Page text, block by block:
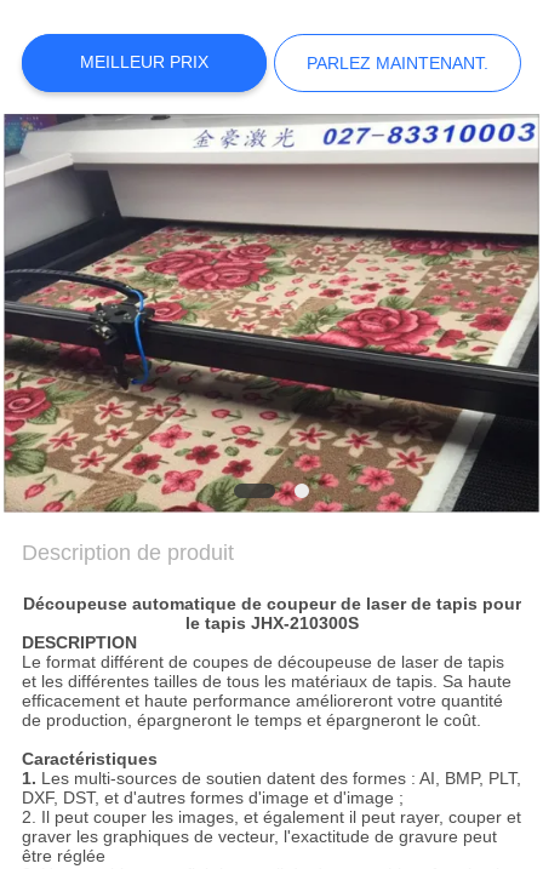
PAIEMENT
CONTACTEZ-
NOUS
NOUVELLES
PARLEZ
MAINTENANT.
COMPANY
NEWS
SITEMAP
PRIVACY
POLICY
MEILLEUR PRIX PARLEZ MAINTENANT.
Description de produit
Découpeuse automatique de coupeur de laser de tapis pour
le tapis JHX-210300S
DESCRIPTION
Le format différent de coupes de découpeuse de laser de tapis
et les différentes tailles de tous les matériaux de tapis. Sa haute
efficacement et haute performance amélioreront votre quantité
de production, épargneront le temps et épargneront le coût.
Caractéristiques
1. Les multi-sources de soutien datent des formes : AI, BMP, PLT,
DXF, DST, et d'autres formes d'image et d'image ;
2. Il peut couper les images, et également il peut rayer, couper et
graver les graphiques de vecteur, l'exactitude de gravure peut
être réglée